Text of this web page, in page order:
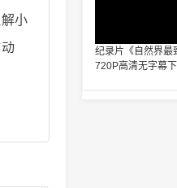
小
纪录片《自然界最
720P高清无字幕